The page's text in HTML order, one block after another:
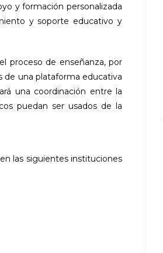
y formación personalizada
y soporte educativo y
proceso de enseñanza, por
de una plataforma educativa
una coordinación entre la
puedan ser usados de la
las siguientes instituciones